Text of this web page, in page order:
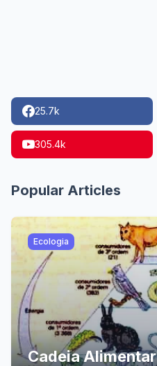
25.7k
305.4k
Popular Articles
Ecologia
Cadeia Alimentar